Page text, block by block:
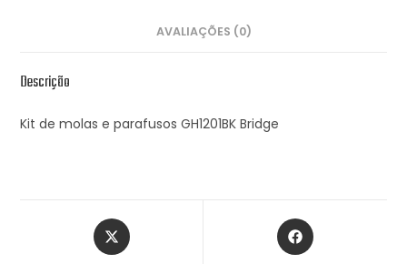
AVALIAÇÕES (0)
Descrição
Kit de molas e parafusos GH1201BK Bridge